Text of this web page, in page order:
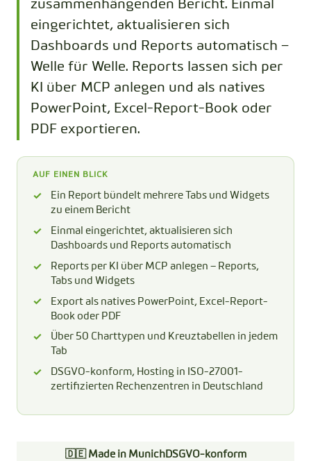
zusammenhängenden Bericht. Einmal
eingerichtet, aktualisieren sich
Dashboards und Reports automatisch –
Welle für Welle. Reports lassen sich per
KI über MCP anlegen und als natives
PowerPoint, Excel-Report-Book oder
PDF exportieren.
AUF EINEN BLICK
Ein Report bündelt mehrere Tabs und Widgets
zu einem Bericht
Einmal eingerichtet, aktualisieren sich
Dashboards und Reports automatisch
Reports per KI über MCP anlegen – Reports,
Tabs und Widgets
Export als natives PowerPoint, Excel-Report-
Book oder PDF
Über 50 Charttypen und Kreuztabellen in jedem
Tab
DSGVO-konform, Hosting in ISO-27001-
zertifizierten Rechenzentren in Deutschland
🇩🇪 Made in MunichDSGVO-konform